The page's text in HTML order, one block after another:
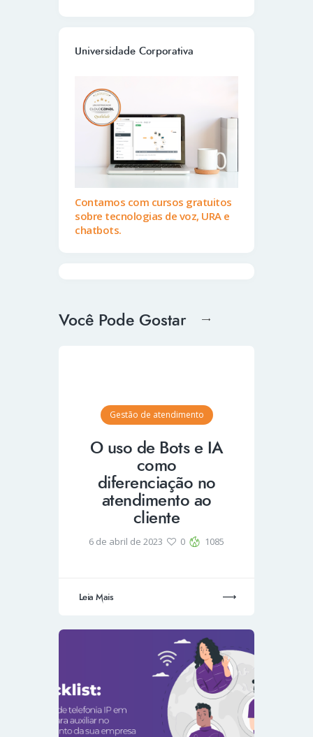
Universidade Corporativa
Contamos com cursos gratuitos
sobre tecnologias de voz, URA e
chatbots.
Você Pode Gostar
Gestão de atendimento
O uso de Bots e IA
como
diferenciação no
atendimento ao
cliente
6 de abril de 2023 0 1085
Leia Mais